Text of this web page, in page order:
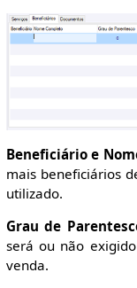
Beneficiário e
mais beneficiários
utilizado.
Grau de
será ou não
venda.